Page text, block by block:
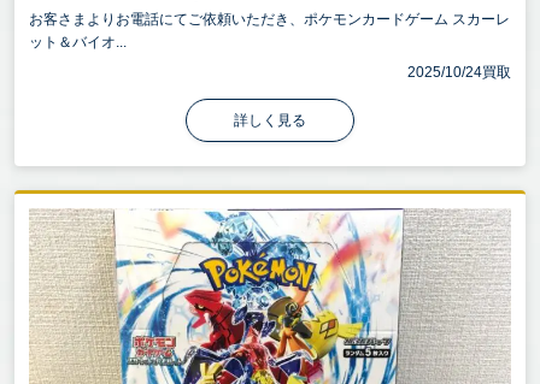
お客さまよりお電話にてご依頼いただき、ポケモンカードゲーム スカーレ
ット＆バイオ...
2025/10/24買取
詳しく見る